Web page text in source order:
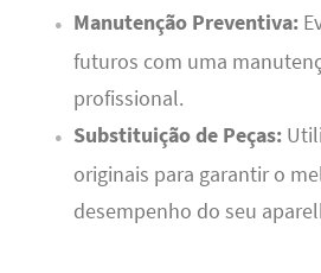
Manutenção Preventiva:
futuros com uma
profissional.
Substituição de Peças:
originais para garantir o
desempenho do seu